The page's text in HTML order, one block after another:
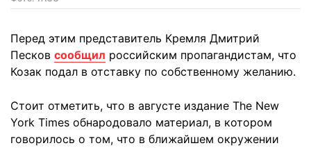
Перед этим представитель Кремля Дмитрий
Песков сообщил российским пропагандистам, что
Козак подал в отставку по собственному желанию.
Стоит отметить, что в августе издание The New
York Times обнародовало материал, в котором
говорилось о том, что в ближайшем окружении